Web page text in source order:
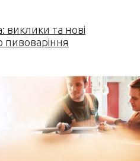
та нові
пивоваріння